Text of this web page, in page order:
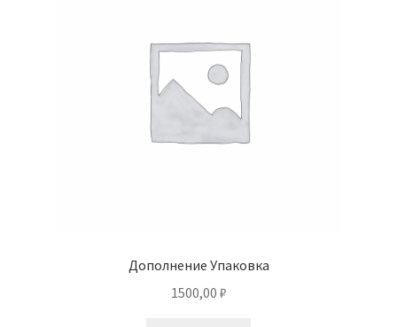
Дополнение Упаковка
1500,00 ₽